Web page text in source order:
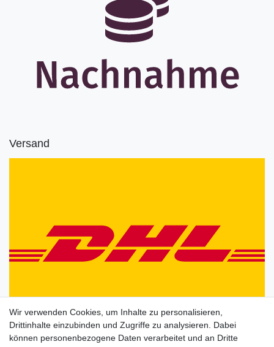
Versand
Wir verwenden Cookies, um Inhalte zu personalisieren,
Drittinhalte einzubinden und Zugriffe zu analysieren. Dabei
können personenbezogene Daten verarbeitet und an Dritte